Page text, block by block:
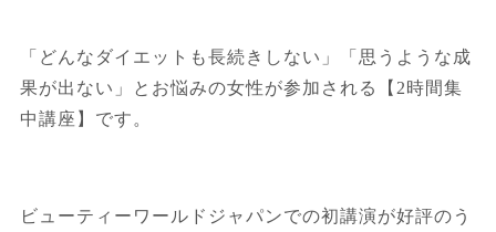
「どんなダイエットも長続きしない」「思うような成
果が出ない」とお悩みの女性が参加される【2時間集
中講座】です。
ビューティーワールドジャパンでの初講演が好評のう